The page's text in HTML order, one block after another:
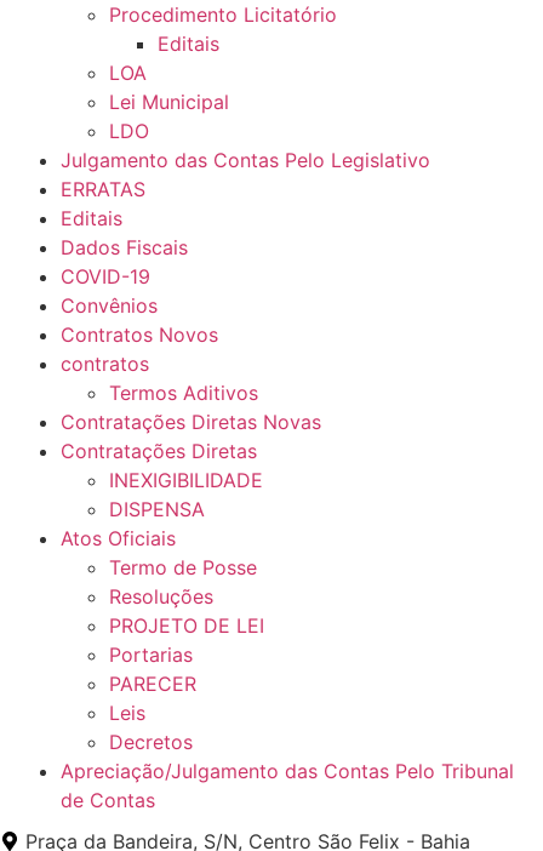
Procedimento Licitatório
Editais
LOA
Lei Municipal
LDO
Julgamento das Contas Pelo Legislativo
ERRATAS
Editais
Dados Fiscais
COVID-19
Convênios
Contratos Novos
contratos
Termos Aditivos
Contratações Diretas Novas
Contratações Diretas
INEXIGIBILIDADE
DISPENSA
Atos Oficiais
Termo de Posse
Resoluções
PROJETO DE LEI
Portarias
PARECER
Leis
Decretos
Apreciação/Julgamento das Contas Pelo Tribunal
de Contas
Praça da Bandeira, S/N, Centro São Felix - Bahia